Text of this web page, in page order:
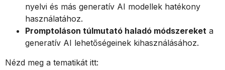
nyelvi és más generatív AI modellek hatékony
használatához.
Promptoláson túlmutató haladó módszereket a
generatív AI lehetőségeinek kihasználásához.
Nézd meg a tematikát itt: